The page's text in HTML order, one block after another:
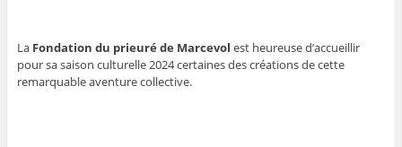
La Fondation du prieuré de Marcevol est heureuse d’accueillir
pour sa saison culturelle 2024 certaines des créations de cette
remarquable aventure collective.